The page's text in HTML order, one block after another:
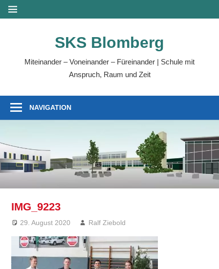
Zum
Inhalt
MENÜ
SKS Blomberg
Miteinander – Voneinander – Füreinander | Schule mit
Anspruch, Raum und Zeit
NAVIGATION
IMG_9223
29. August 2020 Ralf Ziebold